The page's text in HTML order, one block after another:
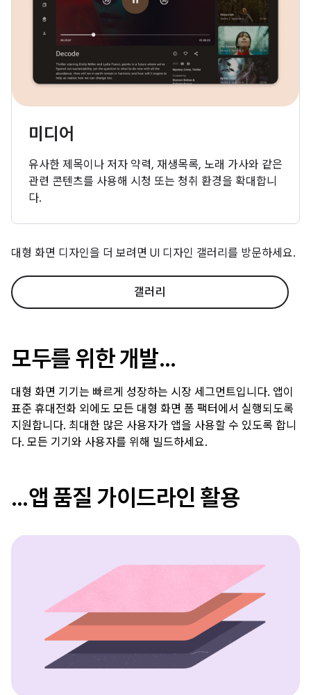
미디어
유사한 제목이나 저자 약력, 재생목록, 노래 가사와 같은
관련 콘텐츠를 사용해 시청 또는 청취 환경을 확대합니
다.
대형 화면 디자인을 더 보려면 UI 디자인 갤러리를 방문하세요.
갤러리
모두를 위한 개발…
대형 화면 기기는 빠르게 성장하는 시장 세그먼트입니다. 앱이
표준 휴대전화 외에도 모든 대형 화면 폼 팩터에서 실행되도록
지원합니다. 최대한 많은 사용자가 앱을 사용할 수 있도록 합니
다. 모든 기기와 사용자를 위해 빌드하세요.
…앱 품질 가이드라인 활용